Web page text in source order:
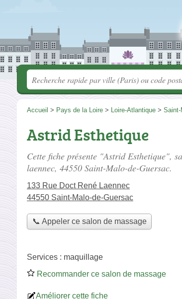
Accueil > Pays de la Loire > Loire-Atlantique > Saint-
Astrid Esthetique
Cette fiche présente "Astrid Esthetique",
laennec, 44550 Saint-Malo-de-Guersac.
133 Rue Doct René Laennec
44550 Saint-Malo-de-Guersac
📞 Appeler ce salon de massage
Services : maquillage
Recommander ce salon de massage
Améliorer cette fiche